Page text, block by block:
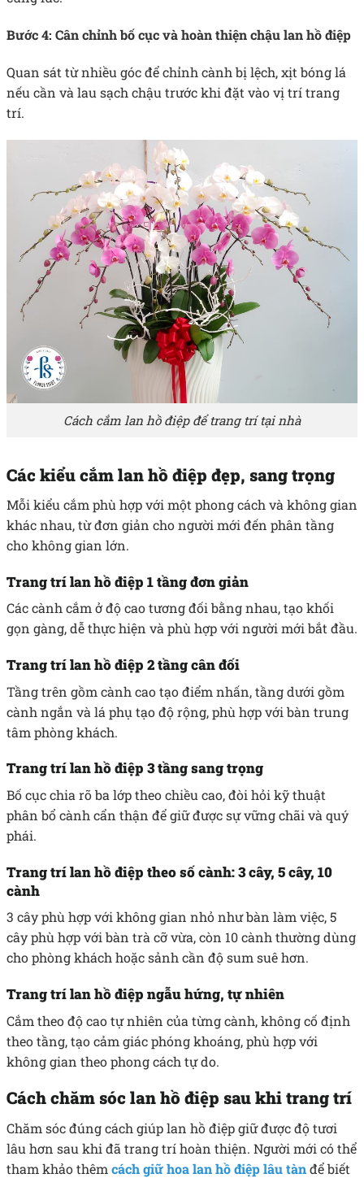
Bước 4: Cân chỉnh bố cục và hoàn thiện chậu lan hồ điệp
Quan sát từ nhiều góc để chỉnh cành bị lệch, xịt bóng lá
nếu cần và lau sạch chậu trước khi đặt vào vị trí trang
trí.
Cách cắm lan hồ điệp để trang trí tại nhà
Các kiểu cắm lan hồ điệp đẹp, sang trọng
Mỗi kiểu cắm phù hợp với một phong cách và không gian
khác nhau, từ đơn giản cho người mới đến phân tầng
cho không gian lớn.
Trang trí lan hồ điệp 1 tầng đơn giản
Các cành cắm ở độ cao tương đối bằng nhau, tạo khối
gọn gàng, dễ thực hiện và phù hợp với người mới bắt đầu.
Trang trí lan hồ điệp 2 tầng cân đối
Tầng trên gồm cành cao tạo điểm nhấn, tầng dưới gồm
cành ngắn và lá phụ tạo độ rộng, phù hợp với bàn trung
tâm phòng khách.
Trang trí lan hồ điệp 3 tầng sang trọng
Bố cục chia rõ ba lớp theo chiều cao, đòi hỏi kỹ thuật
phân bổ cành cẩn thận để giữ được sự vững chãi và quý
phái.
Trang trí lan hồ điệp theo số cành: 3 cây, 5 cây, 10
cành
3 cây phù hợp với không gian nhỏ như bàn làm việc, 5
cây phù hợp với bàn trà cỡ vừa, còn 10 cành thường dùng
cho phòng khách hoặc sảnh cần độ sum suê hơn.
Trang trí lan hồ điệp ngẫu hứng, tự nhiên
Cắm theo độ cao tự nhiên của từng cành, không cố định
theo tầng, tạo cảm giác phóng khoáng, phù hợp với
không gian theo phong cách tự do.
Cách chăm sóc lan hồ điệp sau khi trang trí
Chăm sóc đúng cách giúp lan hồ điệp giữ được độ tươi
lâu hơn sau khi đã trang trí hoàn thiện. Người mới có thể
tham khảo thêm cách giữ hoa lan hồ điệp lâu tànđể biết